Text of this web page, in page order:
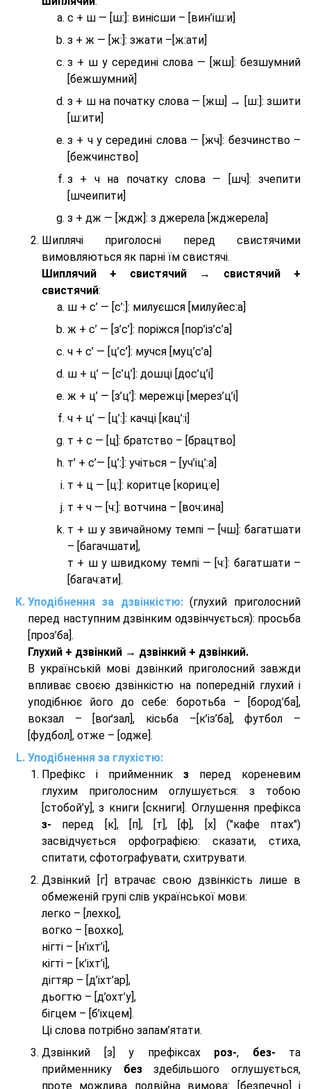
с + ш — [ш:]: винісши – [вин’іш:и]
з + ж — [ж:]: зжати –[ж:ати]
з + ш у середині слова — [жш]: безшумний
[бежшумний]
з + ш на початку слова — [жш] → [ш:]: зшити
[ш:ити]
з + ч у середині слова — [жч]: безчинство –
[бежчинство]
з + ч на початку слова — [шч]: зчепити
[шчеипити]
з + дж — [ждж]: з джерела [жджерела]
Шиплячі приголосні перед свистячими
вимовляються як парні їм свистячі.
Шиплячий + свистячий → свистячий +
свистячий:
ш + с’ — [с’:]: милуєшся [милуйес:а]
ж + с’ — [з’с’]: поріжся [пор’із’с’а]
ч + с’ — [ц’с’]: мучся [муц’с’а]
ш + ц’ — [с’ц’]: дошці [дос’ц’і]
ж + ц’ — [з’ц’]: мережці [мерез’ц’і]
ч + ц’ — [ц’:]: качці [кац’:і]
т + с — [ц]: братство – [брaцтво]
т’ + с’— [ц’:]: учіться – [уч’іц’:a]
т + ц — [ц:]: коритце [кориц:е]
т + ч — [ч:]: вотчина – [вoч:ина]
т + ш у звичайному темпі — [чш]: багатшати
– [багачшати],
т + ш у швидкому темпі — [ч:]: багатшати –
[багач:ати].
Уподібнення за дзвінкістю:(глухий приголосний
перед наступним дзвінким одзвінчується): просьба
[проз’ба].
Глухий + дзвінкий → дзвінкий + дзвінкий.
В українській мові дзвінкий приголосний завжди
впливає своєю дзвінкістю на попередній глухий і
уподібнює його до себе: боротьба – [бород’ба],
вокзал – [воґзал], кісьба –[к’із’ба], футбол –
[фудбол], отже – [одже].
Уподібнення за глухістю:
Префікс і прийменник з перед кореневим
глухим приголосним оглушується: з тобою
[стобой’у], з книги [скниги]. Оглушення префікса
з- перед [к], [п], [т], [ф], [х] ("кафе птах")
засвідчується орфографією: сказати, стиха,
спитати, сфотографувати, схитрувати.
Дзвінкий [г] втрачає свою дзвінкість лише в
обмеженій групі слів української мови:
легко – [лехко],
вогко – [вохко],
нігті – [н’іхт’і],
кігті – [к’іхт’і],
дігтяр – [д’іхт’ар],
дьогтю – [д’охт’у],
бігцем – [б’іхцем].
Ці слова потрібно запам’ятати.
Дзвінкий [з] у префіксах роз-, без- та
прийменнику безздебільшого оглушується,
проте можлива подвійна вимова: [безпeчно] і